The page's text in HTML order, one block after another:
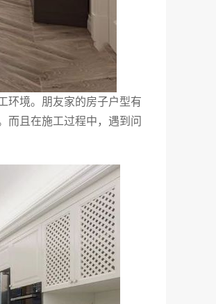
环境。朋友家的房子户型有
而且在施工过程中，遇到问